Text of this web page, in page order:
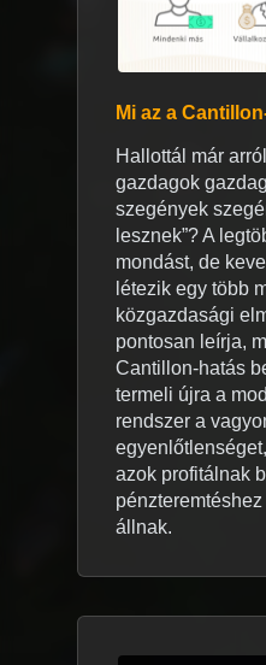
Mi az a
Hallottál már
gazdagok
szegények
lesznek”? A
mondást, de
létezik egy több
közgazdasági
pontosan leírja,
Cantillon-hatás
termeli újra a
rendszer a
azok profitálnak
állnak.